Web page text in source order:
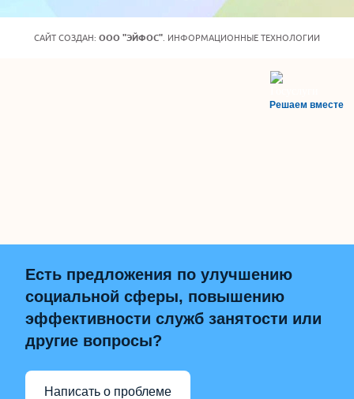
САЙТ СОЗДАН: ООО "ЭЙФОС" . ИНФОРМАЦИОННЫЕ ТЕХНОЛОГИИ
Решаем вместе
Есть предложения по улучшению
социальной сферы, повышению
эффективности служб занятости или
другие вопросы?
Написать о проблеме